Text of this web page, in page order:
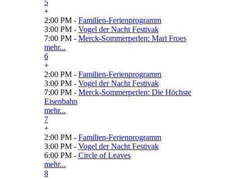
5
+
2:00 PM - Familien-Ferienprogramm
3:00 PM - Vogel der Nacht Festivak
7:00 PM - Merck-Sommerperlen: Mari Froes
mehr...
6
+
2:00 PM - Familien-Ferienprogramm
3:00 PM - Vogel der Nacht Festivak
7:00 PM - Merck-Sommerperlen: Die Höchste
Eisenbahn
mehr...
7
+
2:00 PM - Familien-Ferienprogramm
3:00 PM - Vogel der Nacht Festivak
6:00 PM - Circle of Leaves
mehr...
8